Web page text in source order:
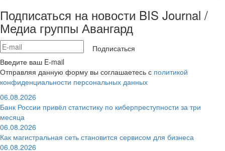
Подписаться на новости BIS Journal /
Медиа группы Авангард
Подписаться
Введите ваш E-mail
Отправляя данную форму вы соглашаетесь с политикой
конфиденциальности персональных данных
06.08.2026
Банк России привёл статистику по киберпреступности за три
месяца
06.08.2026
Как магистральная сеть становится сервисом для бизнеса
06.08.2026